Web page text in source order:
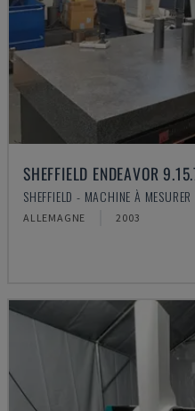
SHEFFIELD ENDEAVOR
SHEFFIELD - MACHINE À
ALLEMAGNE 2003